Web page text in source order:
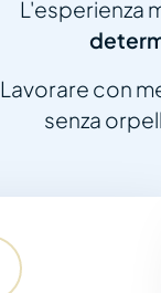
L'esperienza
Lavorare con
senza